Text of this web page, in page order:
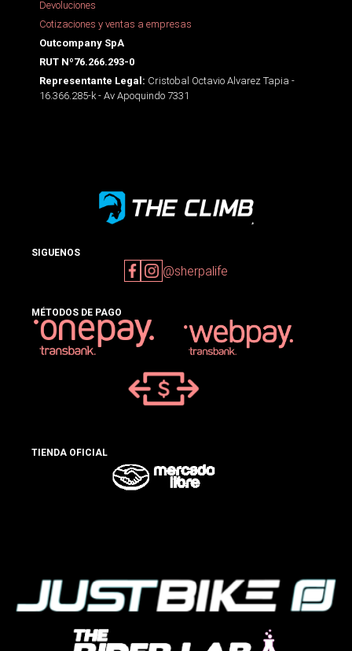
Devoluciones
Cotizaciones y ventas a empresas
Outcompany SpA
RUT Nº76.266.293-0
Representante Legal: Cristobal Octavio Alvarez Tapia -
16.366.285-k - Av Apoquindo 7331
SIGUENOS
@sherpalife
MÉTODOS DE PAGO
TIENDA OFICIAL